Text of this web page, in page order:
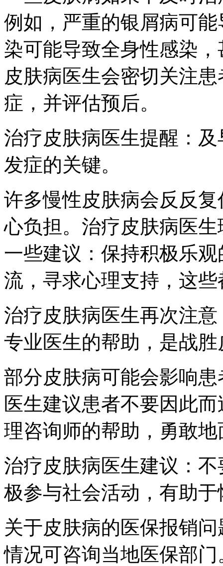
例如，严重的银屑病可
染可能导致全身性感染
皮肤病医生会密切关注
症，并评估预后。
治疗皮肤病医生提醒：
发症的关键。
许多慢性皮肤病会反反
心负担。治疗皮肤病医
一些建议：保持积极乐
流，寻求心理支持，这
治疗皮肤病医生再次注
专业医生的帮助，是战
部分皮肤病可能会影响
医生建议患者不要因此
理咨询师的帮助，勇敢
治疗皮肤病医生建议：
极参与社会活动，有助
关于皮肤病的医保报销
情况可咨询当地医保部